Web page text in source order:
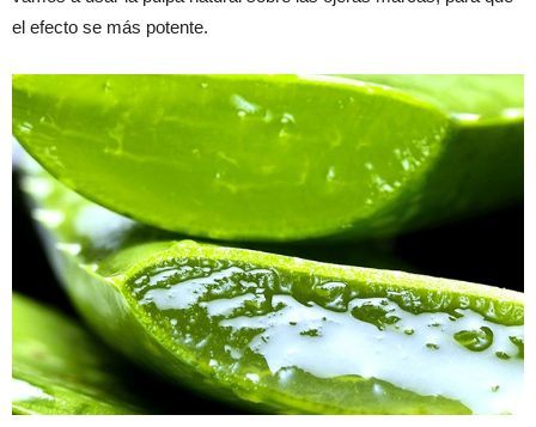
el efecto se más potente.